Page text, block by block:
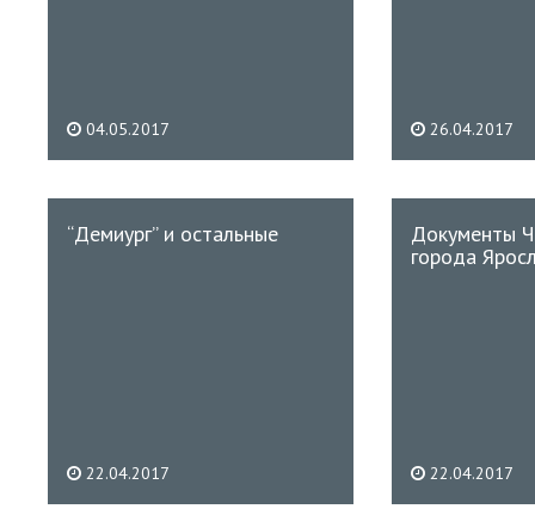
04.05.2017 26.04.2017
“Демиург” и остальные
22.04.2017
Документы
города
22.04.2017